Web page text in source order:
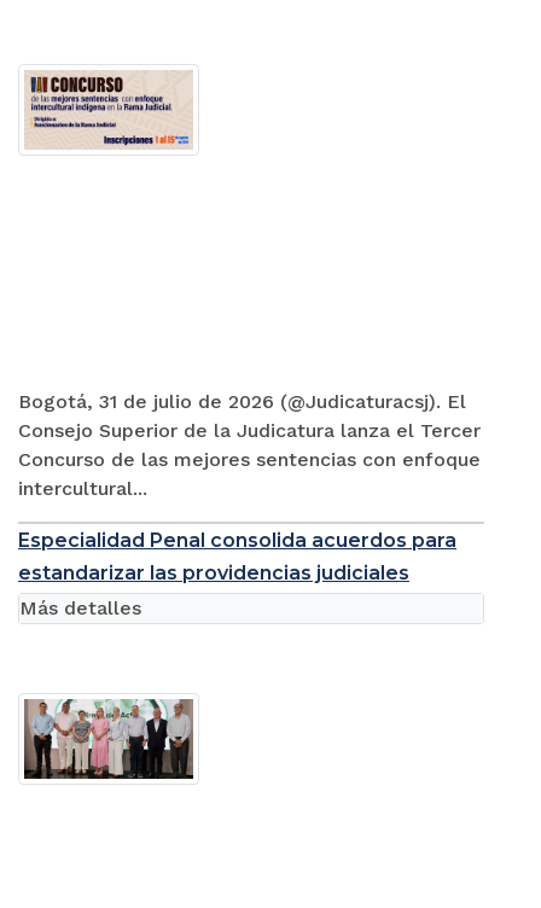
Bogotá, 31 de julio de 2026 (@Judicaturacsj). El
Consejo Superior de la Judicatura lanza el Tercer
Concurso de las mejores sentencias con enfoque
intercultural...
Especialidad Penal consolida acuerdos para
estandarizar las providencias judiciales
Más detalles